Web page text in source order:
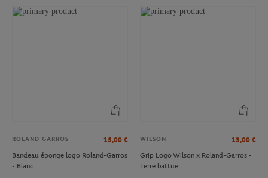
ROLAND GARROS 15,00 €
Bandeau éponge logo Roland-Garros
- Blanc
WILSON 13,00 €
Grip Logo Wilson x Roland-Garros -
Terre battue